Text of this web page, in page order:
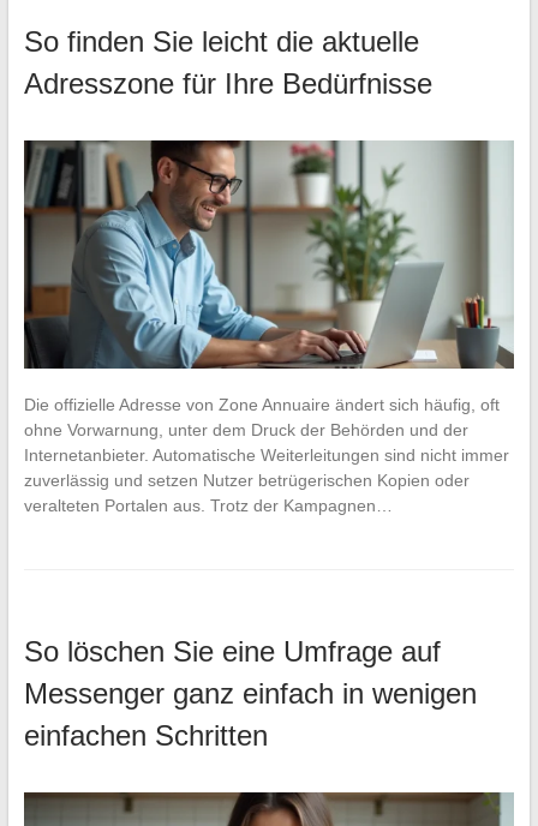
So finden Sie leicht die aktuelle
Adresszone für Ihre Bedürfnisse
Die offizielle Adresse von Zone Annuaire ändert sich häufig, oft
ohne Vorwarnung, unter dem Druck der Behörden und der
Internetanbieter. Automatische Weiterleitungen sind nicht immer
zuverlässig und setzen Nutzer betrügerischen Kopien oder
veralteten Portalen aus. Trotz der Kampagnen…
So löschen Sie eine Umfrage auf
Messenger ganz einfach in wenigen
einfachen Schritten